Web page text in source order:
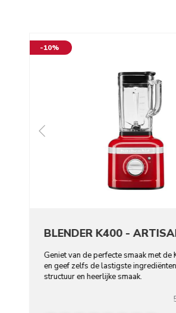
-10%
BLENDER K400 -
Geniet van de perfecte smaak met
en geef zelfs de lastigste
structuur en heerlijke smaak.